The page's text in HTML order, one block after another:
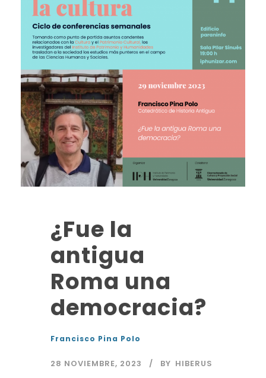
¿Fue la
antigua
Roma una
democracia?
Francisco Pina Polo
28 NOVIEMBRE, 2023 BY HIBERUS